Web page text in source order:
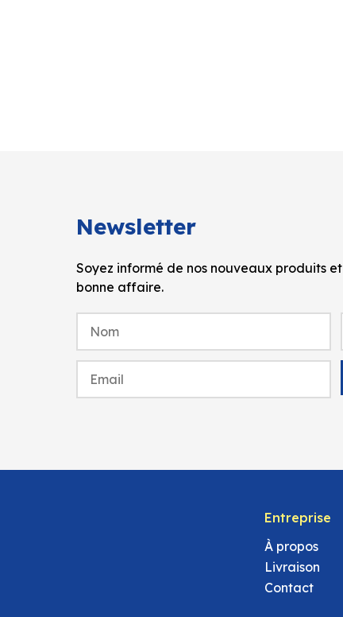
Newsletter
Soyez informé de nos nouveaux produits
bonne affaire.
Entreprise
À propos
Livraison
Contact